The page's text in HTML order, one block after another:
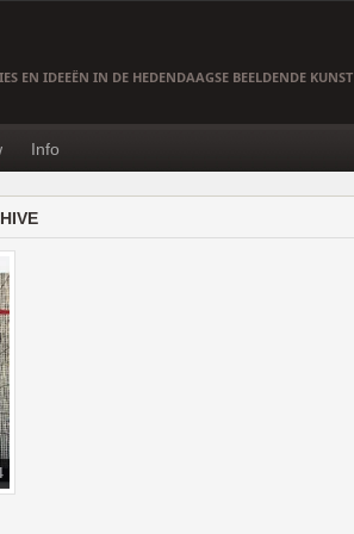
EN IDEEËN IN DE HEDENDAAGSE BEELDENDE KUNST
Info